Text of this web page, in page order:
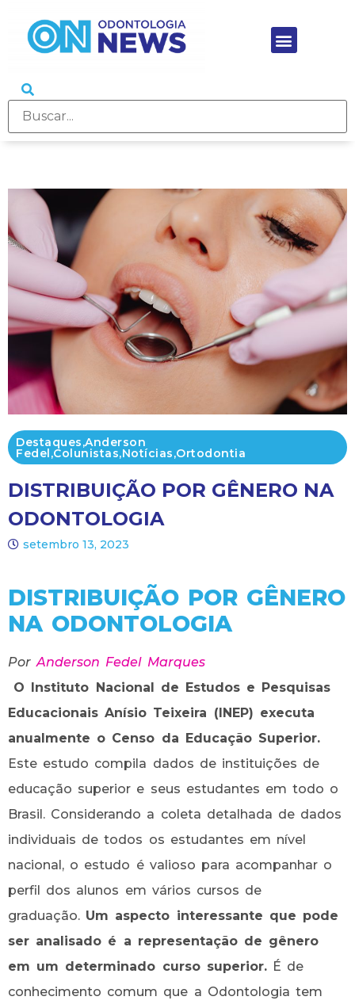
Destaques,Anderson
Fedel,Colunistas,Notícias,Ortodontia
DISTRIBUIÇÃO POR GÊNERO NA
ODONTOLOGIA
setembro 13, 2023
DISTRIBUIÇÃO POR GÊNERO
NA ODONTOLOGIA
PorAnderson Fedel Marques
O Instituto Nacional de Estudos e Pesquisas
Educacionais Anísio Teixeira (INEP) executa
anualmente o Censo da Educação Superior.
Este estudo compila dados de instituições de
educação superior e seus estudantes em todo o
Brasil. Considerando a coleta detalhada de dados
individuais de todos os estudantes em nível
nacional, o estudo é valioso para acompanhar o
perfil dos alunos em vários cursos de
graduação. Um aspecto interessante que pode
ser analisado é a representação de gênero
em um determinado curso superior.É de
conhecimento comum que a Odontologia tem